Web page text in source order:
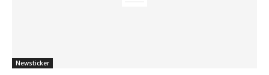
Newsticker